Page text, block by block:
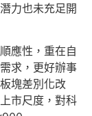
力也未充足開
應性，重在自
求，更好辦事
塊差別化改
市尺度，對科